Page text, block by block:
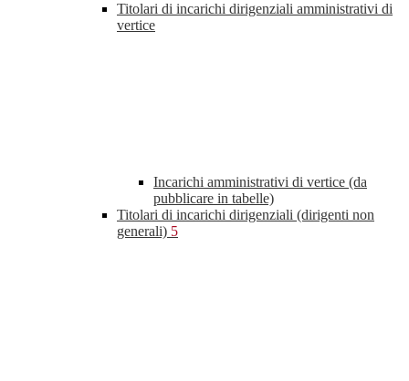
Titolari di incarichi dirigenziali amministrativi di
vertice
Incarichi amministrativi di vertice (da
pubblicare in tabelle)
Titolari di incarichi dirigenziali (dirigenti non
generali) 5